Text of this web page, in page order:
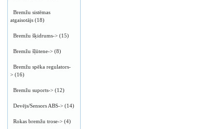
Bremžu sistēmas
atgaisotājs (18)
Bremžu šķidrums-> (15)
Bremžu šļūtene-> (8)
Bremžu spēka regulators-
> (16)
Bremžu suports-> (12)
Devējs/Sensors ABS-> (14)
Rokas bremžu trose-> (4)